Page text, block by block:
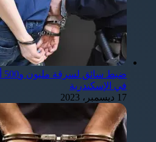
في الإسكندرية
17 ديسمبر، 2023